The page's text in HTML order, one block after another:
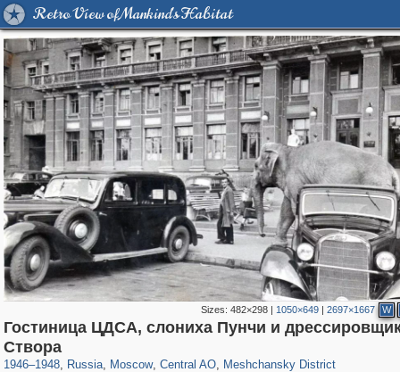
Retro View of Mankind's Habitat
Sizes: 482×298| 1050×649| 2697×1667 W
Гостиница ЦДСА, слониха Пунчи и
Створа
1946–1948, Russia, Moscow
319,878
, Central AO, Meshchansky District